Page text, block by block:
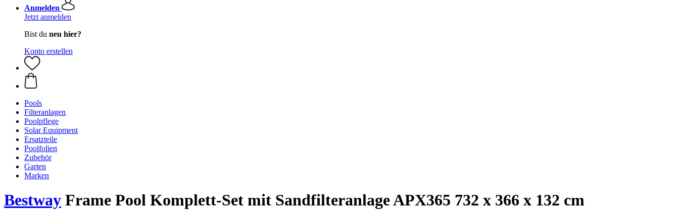
Anmelden
Jetzt anmelden
Bist du neu hier?
Konto erstellen
Pools
Filteranlagen
Poolpflege
Solar Equipment
Ersatzteile
Poolfolien
Zubehör
Garten
Marken
Bestway Frame Pool Komplett-Set mit Sandfilteranlage APX365 732 x 366 x 132 cm